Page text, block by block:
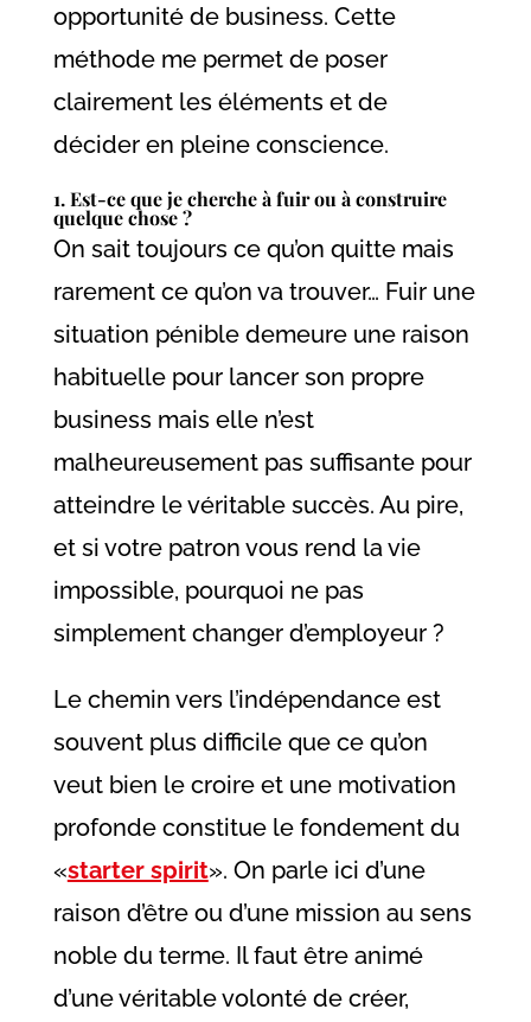
opportunité de business. Cette
méthode me permet de poser
clairement les éléments et de
décider en pleine conscience.
1. Est-ce que je cherche à fuir ou à construire
quelque chose ?
On sait toujours ce qu’on quitte mais
rarement ce qu’on va trouver… Fuir une
situation pénible demeure une raison
habituelle pour lancer son propre
business mais elle n’est
malheureusement pas suffisante pour
atteindre le véritable succès. Au pire,
et si votre patron vous rend la vie
impossible, pourquoi ne pas
simplement changer d’employeur ?
Le chemin vers l’indépendance est
souvent plus difficile que ce qu’on
veut bien le croire et une motivation
profonde constitue le fondement du
«starter spirit». On parle ici d’une
raison d’être ou d’une mission au sens
noble du terme. Il faut être animé
d’une véritable volonté de créer,